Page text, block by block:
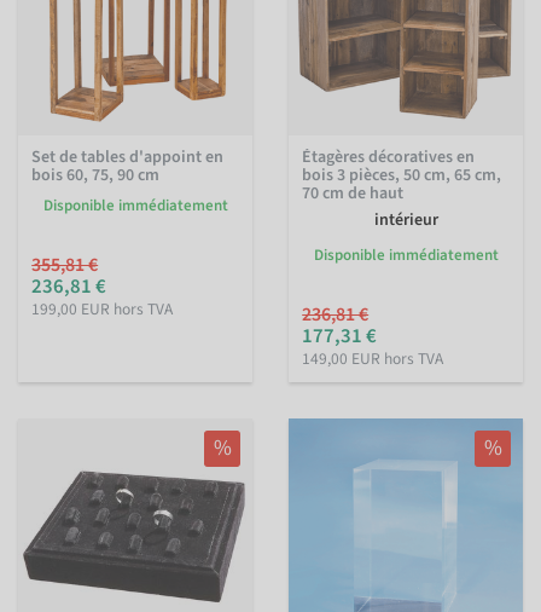
Set de tables d'appoint en
bois 60, 75, 90 cm
Disponible immédiatement
355,81 €
236,81 €
199,00 EUR hors TVA
Étagères décoratives en
bois 3 pièces, 50 cm, 65 cm,
70 cm de haut
intérieur
Disponible immédiatement
236,81 €
177,31 €
149,00 EUR hors TVA
% %